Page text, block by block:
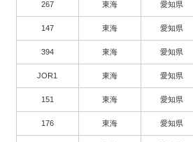
267 東海 愛知県
147 東海 愛知県
394 東海 愛知県
JOR1 東海 愛知県
151 東海 愛知県
176 東海 愛知県